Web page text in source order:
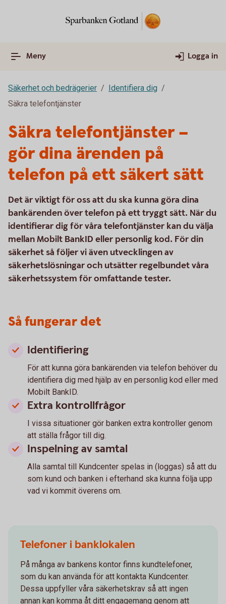
Meny Logga in
Säkerhet och bedrägerier
Identifiera dig
Säkra telefontjänster
Säkra telefontjänster –
gör dina ärenden på
telefon på ett säkert sätt
Det är viktigt för oss att du ska kunna göra dina
bankärenden över telefon på ett tryggt sätt. När du
identifierar dig för våra telefontjänster kan du välja
mellan Mobilt BankID eller personlig kod. För din
säkerhet så följer vi även utvecklingen av
säkerhetslösningar och utsätter regelbundet våra
säkerhetssystem för omfattande tester.
Så fungerar det
Identifiering
För att kunna göra bankärenden via telefon behöver du
identifiera dig med hjälp av en personlig kod eller med
Mobilt BankID.
Extra kontrollfrågor
I vissa situationer gör banken extra kontroller genom
att ställa frågor till dig.
Inspelning av samtal
Alla samtal till Kundcenter spelas in (loggas) så att du
som kund och banken i efterhand ska kunna följa upp
vad vi kommit överens om.
Telefoner i banklokalen
På många av bankens kontor finns kundtelefoner,
som du kan använda för att kontakta Kundcenter.
Dessa uppfyller våra säkerhetskrav så att ingen
annan kan komma åt ditt engagemang genom att